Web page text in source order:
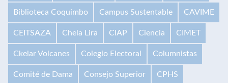
Biblioteca Coquimbo Campus Sustentable CAVIME
CEITSAZA Chela Lira CIAP Ciencia CIMET
Ckelar Volcanes Colegio Electoral Columnistas
Comité de Dama Consejo Superior CPHS